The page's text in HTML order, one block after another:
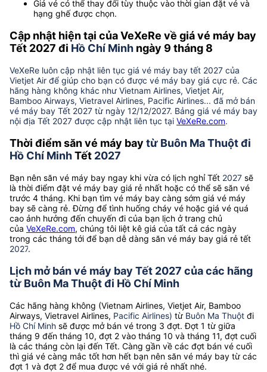
Giá vé có thể thay đổi tùy thuộc vào thời gian đặt vé và
hạng ghế được chọn.
Cập nhật hiện tại của VeXeRe về giá vé máy bay
Tết 2027 đi Hồ Chí Minh ngày 9 tháng 8
VeXeRe luôn cập nhật liên tục giá vé máy bay tết 2027 của
Vietjet Air để giúp cho bạn có được vé máy bay giá cực rẻ. Các
hãng hàng không khác như Vietnam Airlines, Vietjet Air,
Bamboo Airways, Vietravel Airlines, Pacific Airlines... đã mở bán
vé máy bay Tết 2027 từ ngày 12/12/2027. Bảng giá vé máy bay
nội địa Tết 2027 được cập nhật liên tục tại VeXeRe.com.
Thời điểm săn vé máy bay từ Buôn Ma Thuột đi
Hồ Chí MinhTết 2027
Bạn nên săn vé máy bay ngay khi vừa có lịch nghỉ Tết 2027 sẽ
là thời điểm đặt vé máy bay giá rẻ nhất hoặc có thể sẽ săn vé
trước 4 tháng. Khi bạn tìm vé máy bay càng sớm giá vé máy
bay sẽ càng rẻ. Đừng để tình huống cháy vé hoặc giá vé quá
cao ảnh hưởng đến chuyến đi của bạn lịch ở trang chủ
của VeXeRe.com, chúng tôi liệt kê giá của tất cả các ngày
trong các tháng tới để bạn dễ dàng săn vé máy bay giá rẻ tết
2027.
Lịch mở bán vé máy bay Tết 2027 của các hãng
từ Buôn Ma Thuột đi Hồ Chí Minh
Các hãng hàng không (Vietnam Airlines, Vietjet Air, Bamboo
Airways, Vietravel Airlines, Pacific Airlines) từ Buôn Ma Thuột đi
Hồ Chí Minh sẽ được mở bán vé trong 3 đợt. Đợt 1 từ giữa
tháng 9 đến tháng 10, đợt 2 vào tháng 10 và tháng 11, đợt cuối
là các tháng còn lại đến Tết. Càng gần về các đợt bán vé cuối
thì giá vé càng mắc tốt hơn hết bạn nên săn vé máy bay từ các
đợt 1 và đợt 2 để mua được vé với giá rẻ nhất nhé.